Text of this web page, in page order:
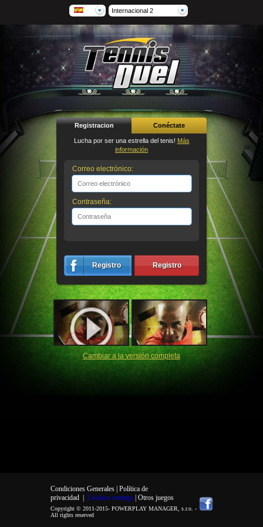
Internacional 2
Registracion Conéctate
Lucha por ser una estrella del tenis! Más
información
Correo electrónico:
Contraseña:
Registro Registro
Cambiar a la versión completa
Condiciones Generales | Política de
privacidad| Cookies settings | Otros juegos
Copyright © 2011-2015- POWERPLAY MANAGER, s.r.o. -
All rights reserved